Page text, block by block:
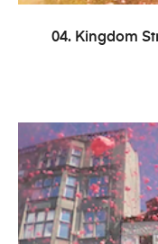
04. Kingdom